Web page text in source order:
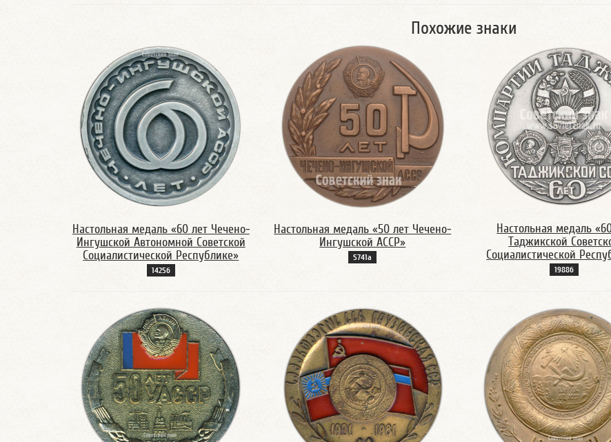
Похожие знаки
Настольная медаль «60 лет Чечено-
Ингушской Автономной Советской
Социалистической Республике»
1425б
Настольная медаль «50 лет Чечено-
Ингушской АССР»
5741а
Настольная медаль
Таджикской
Социалистической
1988б